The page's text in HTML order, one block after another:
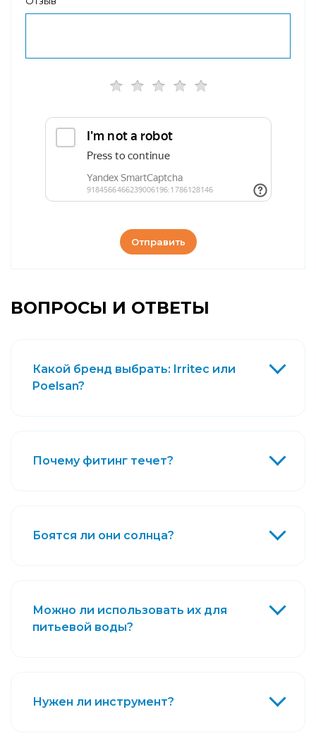
Отправить
ВОПРОСЫ И ОТВЕТЫ
Какой бренд выбрать: Irritec или
Poelsan?
Почему фитинг течет?
Боятся ли они солнца?
Можно ли использовать их для
питьевой воды?
Нужен ли инструмент?